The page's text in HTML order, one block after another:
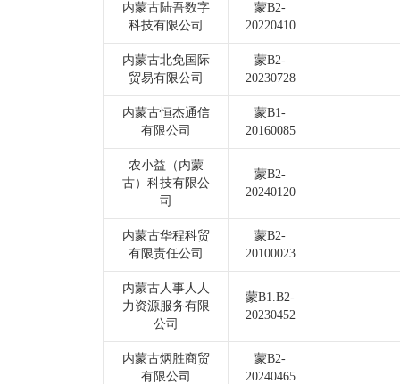
内蒙古陆吾数字
科技有限公司
蒙B2-
20220410
内蒙古北免国际
贸易有限公司
蒙B2-
20230728
内蒙古恒杰通信
有限公司
蒙B1-
20160085
农小益（内蒙
古）科技有限公
司
蒙B2-
20240120
内蒙古华程科贸
有限责任公司
蒙B2-
20100023
内蒙古人事人人
力资源服务有限
公司
蒙B1.B2-
20230452
内蒙古炳胜商贸
有限公司
蒙B2-
20240465